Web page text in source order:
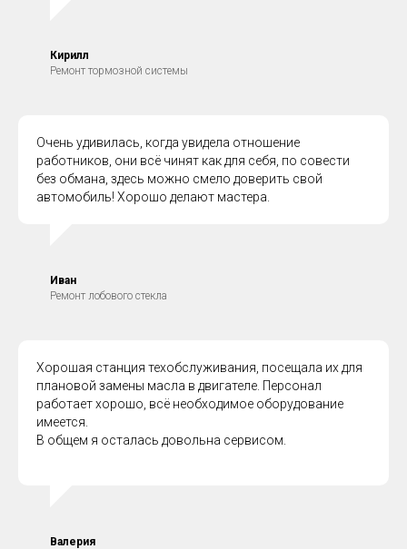
Кирилл
Ремонт тормозной системы
Очень удивилась, когда увидела отношение
работников, они всё чинят как для себя, по совести
без обмана, здесь можно смело доверить свой
автомобиль! Хорошо делают мастера.
Иван
Ремонт лобового стекла
Хорошая станция техобслуживания, посещала их для
плановой замены масла в двигателе. Персонал
работает хорошо, всё необходимое оборудование
имеется.
В общем я осталась довольна сервисом.
Валерия